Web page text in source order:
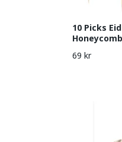
10 Picks
69 kr